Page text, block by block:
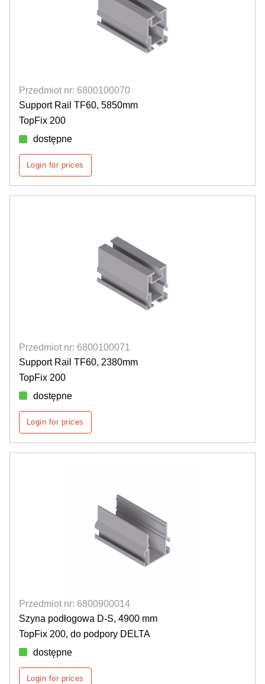
Przedmiot nr: 6800100070
Support Rail TF60, 5850mm
TopFix 200
dostępne
Login for prices
Przedmiot nr: 6800100071
Support Rail TF60, 2380mm
TopFix 200
dostępne
Login for prices
Przedmiot nr: 6800900014
Szyna podłogowa D-S, 4900 mm
TopFix 200, do podpory DELTA
dostępne
Login for prices